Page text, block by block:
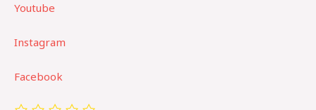
Youtube
Instagram
Facebook